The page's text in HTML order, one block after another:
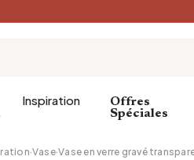
Inspiration
Offres
Spéciales
·Vase·Vase en verre gravé